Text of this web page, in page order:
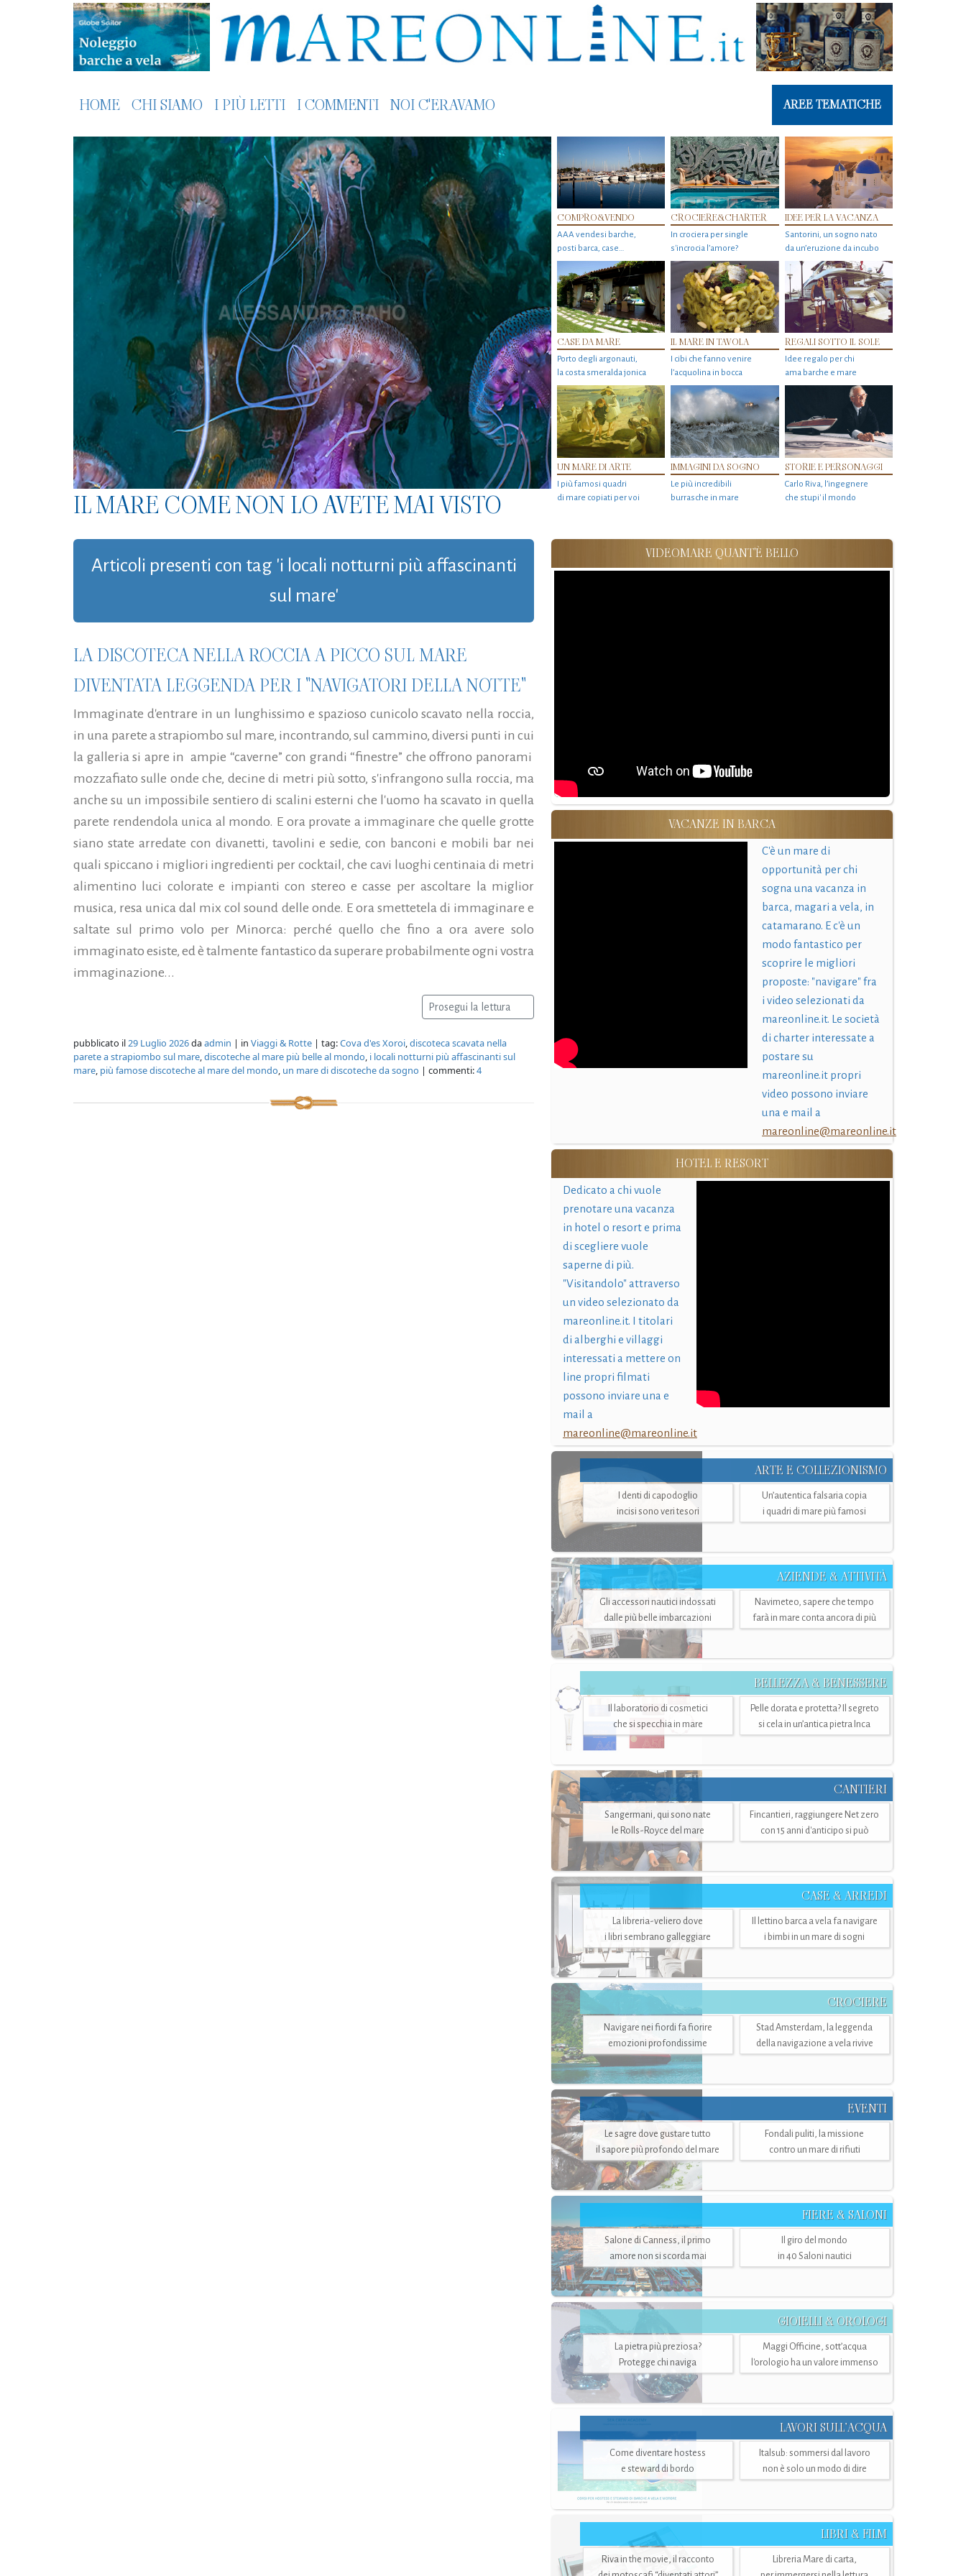
HOME CHI SIAMO I PIÙ LETTI I COMMENTI NOI C'ERAVAMO AREE TEMATICHE
IL MARE COME NON LO AVETE MAI VISTO
COMPRO&VENDO
AAA vendesi barche,
posti barca, case…
CROCIERE&CHARTER
In crociera per single
s'incrocia l’amore?
IDEE PER LA VACANZA
Santorini, un sogno nato
da un’eruzione da incubo
CASE DA MARE
Porto degli argonauti,
la costa smeralda jonica
IL MARE IN TAVOLA
I cibi che fanno venire
l’acquolina in bocca
REGALI SOTTO IL SOLE
Idee regalo per chi
ama barche e mare
UN MARE DI ARTE
I più famosi quadri
di mare copiati per voi
IMMAGINI DA SOGNO
Le più incredibili
burrasche in mare
STORIE E PERSONAGGI
Carlo Riva, l’ingegnere
che stupi' il mondo
Articoli presenti con tag 'i locali notturni più affascinanti
sul mare'
LA DISCOTECA NELLA ROCCIA A PICCO SUL MARE
DIVENTATA LEGGENDA PER I "NAVIGATORI DELLA NOTTE"
Immaginate d'entrare in un lunghissimo e spazioso cunicolo scavato nella roccia,
in una parete a strapiombo sul mare, incontrando, sul cammino, diversi punti in cui
la galleria si apre in ampie “caverne” con grandi “finestre” che offrono panorami
mozzafiato sulle onde che, decine di metri più sotto, s'infrangono sulla roccia, ma
anche su un impossibile sentiero di scalini esterni che l'uomo ha scavato in quella
parete rendendola unica al mondo. E ora provate a immaginare che quelle grotte
siano state arredate con divanetti, tavolini e sedie, con banconi e mobili bar nei
quali spiccano i migliori ingredienti per cocktail, che cavi luoghi centinaia di metri
alimentino luci colorate e impianti con stereo e casse per ascoltare la miglior
musica, resa unica dal mix col sound delle onde. E ora smettetela di immaginare e
saltate sul primo volo per Minorca: perché quello che fino a ora avere solo
immaginato esiste, ed è talmente fantastico da superare probabilmente ogni vostra
immaginazione...
Prosegui la lettura
pubblicato il29 Luglio 2026daadmin | in Viaggi & Rotte | tag:Cova d'es Xoroi,discoteca scavata nella
parete a strapiombo sul mare,discoteche al mare più belle al mondo, i locali notturni più affascinanti sul
mare, più famose discoteche al mare del mondo, un mare di discoteche da sogno | commenti:4
VIDEOMARE QUANT'È BELLO
VACANZE IN BARCA
C'è un mare di
opportunità per chi
sogna una vacanza in
barca, magari a vela, in
catamarano. E c'è un
modo fantastico per
scoprire le migliori
proposte: "navigare" fra
i video selezionati da
mareonline.it. Le società
di charter interessate a
postare su
mareonline.it propri
video possono inviare
una e mail a
mareonline@mareonline.it
HOTEL E RESORT
Dedicato a chi vuole
prenotare una vacanza
in hotel o resort e prima
di scegliere vuole
saperne di più.
"Visitandolo" attraverso
un video selezionato da
mareonline.it. I titolari
di alberghi e villaggi
interessati a mettere on
line propri filmati
possono inviare una e
mail a
mareonline@mareonline.it
ARTE E COLLEZIONISMO
I denti di capodoglio
incisi sono veri tesori
Un’autentica falsaria copia
i quadri di mare più famosi
AZIENDE & ATTIVITÀ
Gli accessori nautici indossati
dalle più belle imbarcazioni
Navimeteo, sapere che tempo
farà in mare conta ancora di più
BELLEZZA & BENESSERE
Il laboratorio di cosmetici
che si specchia in mare
Pelle dorata e protetta? Il segreto
si cela in un’antica pietra Inca
CANTIERI
Sangermani, qui sono nate
le Rolls-Royce del mare
Fincantieri, raggiungere Net zero
con 15 anni d'anticipo si può
CASE & ARREDI
La libreria-veliero dove
i libri sembrano galleggiare
Il lettino barca a vela fa navigare
i bimbi in un mare di sogni
CROCIERE
Navigare nei fiordi fa fiorire
emozioni profondissime
Stad Amsterdam, la leggenda
della navigazione a vela rivive
EVENTI
Le sagre dove gustare tutto
il sapore più profondo del mare
Fondali puliti, la missione
contro un mare di rifiuti
FIERE & SALONI
Salone di Canness, il primo
amore non si scorda mai
Il giro del mondo
in 40 Saloni nautici
GIOIELLI & OROLOGI
La pietra più preziosa?
Protegge chi naviga
Maggi Officine, sott’acqua
l'orologio ha un valore immenso
LAVORI SULL’ACQUA
Come diventare hostess
e steward di bordo
Italsub: sommersi dal lavoro
non è solo un modo di dire
LIBRI & FILM
Riva in the movie, il racconto
Libreria Mare di carta,